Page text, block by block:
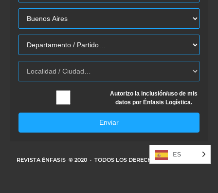
Autorizo la inclusión/uso de mis
datos por Énfasis Logística.
Enviar
REVISTA ÉNFASIS © 2020 · TODOS LOS DERECHOS RESERVADOS
ES